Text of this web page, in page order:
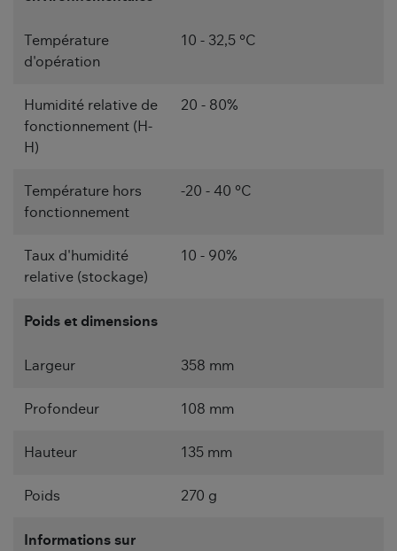
Température
d'opération
10 - 32,5 °C
Humidité relative de
fonctionnement (H-
H)
20 - 80%
Température hors
fonctionnement
-20 - 40 °C
Taux d'humidité
relative (stockage)
10 - 90%
Poids et dimensions
Largeur 358 mm
Profondeur 108 mm
Hauteur 135 mm
Poids 270 g
Informations sur